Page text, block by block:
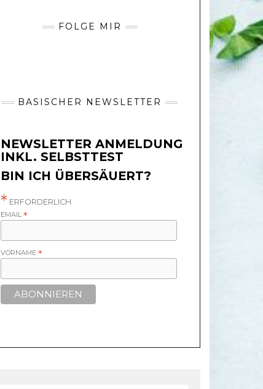
FOLGE MIR
BASISCHER NEWSLETTER
NEWSLETTER ANMELDUNG
INKL. SELBSTTEST
BIN ICH ÜBERSÄUERT?
* ERFORDERLICH
EMAIL*
VORNAME*